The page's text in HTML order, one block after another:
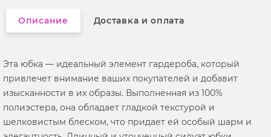
Описание Доставка и оплата
Эта юбка — идеальный элемент гардероба, который
привлечет внимание ваших покупателей и добавит
изысканности в их образы. Выполненная из 100%
полиэстера, она обладает гладкой текстурой и
шелковистым блеском, что придает ей особый шарм и